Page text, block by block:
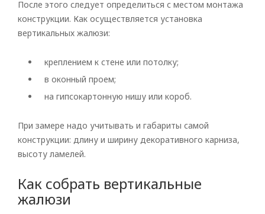
Рулонные
Римские
После этого следует определиться с местом монтажа
конструкции. Как осуществляется установка
вертикальных жалюзи:
креплением к стене или потолку;
в оконный проем;
на гипсокартонную нишу или короб.
При замере надо учитывать и габариты самой
конструкции: длину и ширину декоративного карниза,
высоту ламелей.
Как собрать вертикальные
жалюзи